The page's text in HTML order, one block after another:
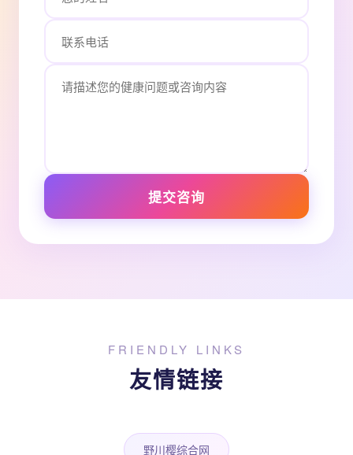
提交咨询
FRIENDLY LINKS
友情链接
野川樱综合网